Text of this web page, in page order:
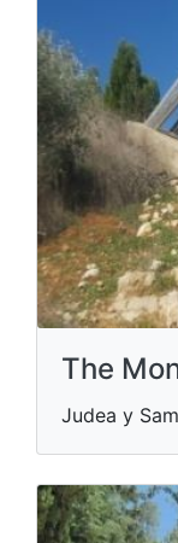
The
Judea y